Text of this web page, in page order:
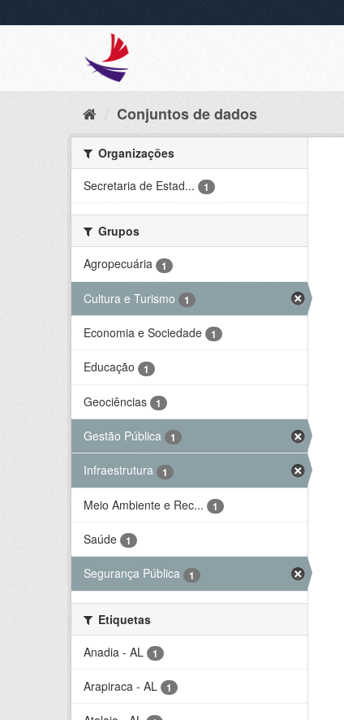
Conjuntos de dados
Organizações
Secretaria de Estad...
1
Grupos
Agropecuária
1
Cultura e Turismo 1
Economia e Sociedade 1
Educação 1
Geociências 1
Gestão Pública 1
Infraestrutura 1
Meio Ambiente e Rec... 1
Saúde 1
Segurança Pública 1
Etiquetas
Anadia - AL
1
Arapiraca - AL 1